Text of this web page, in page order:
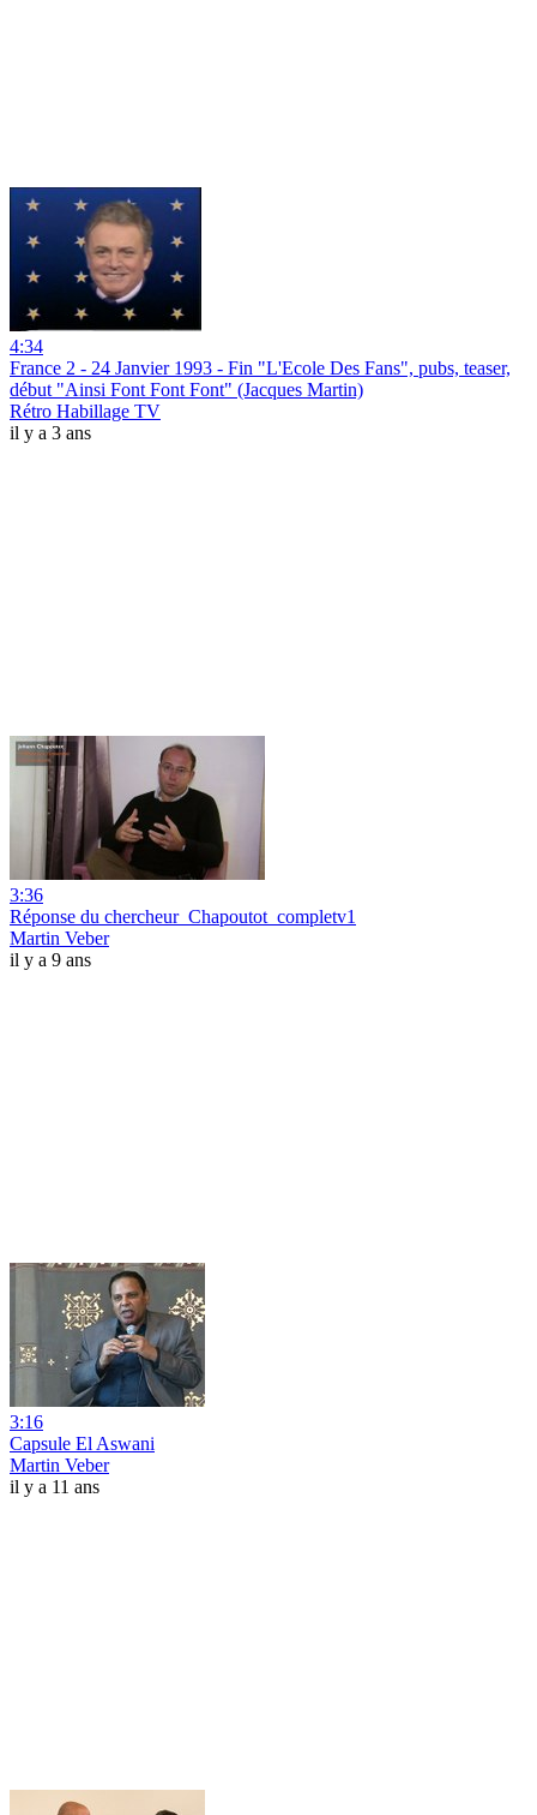
4:34
France 2 - 24 Janvier 1993 - Fin "L'Ecole Des Fans", pubs, teaser,
début "Ainsi Font Font Font" (Jacques Martin)
Rétro Habillage TV
il y a 3 ans
3:36
Réponse du chercheur_Chapoutot_completv1
Martin Veber
il y a 9 ans
3:16
Capsule El Aswani
Martin Veber
il y a 11 ans